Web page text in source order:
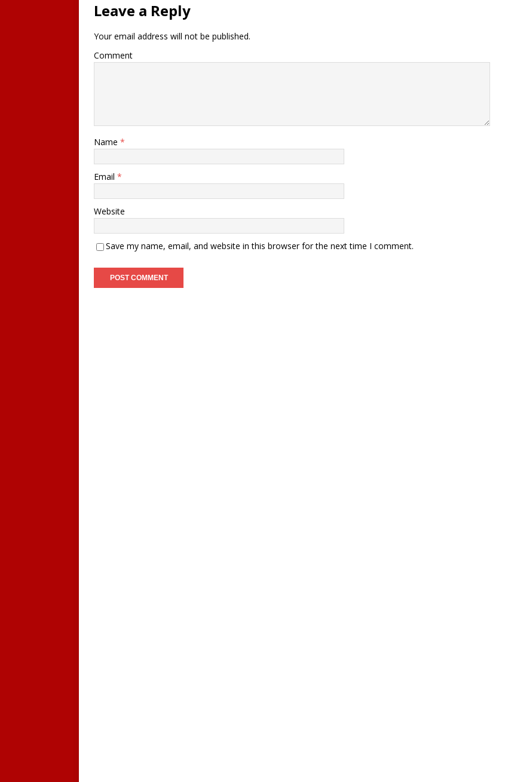
Leave a Reply
Your email address will not be published.
Comment
Name *
Email *
Website
Save my name, email, and website in this browser for the next time I comment.